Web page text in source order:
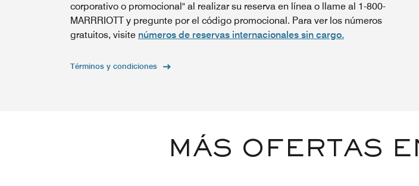
corporativo o promocional" al realizar su reserva en línea o llame al 1-800-
MARRRIOTT y pregunte por el código promocional. Para ver los números
gratuitos, visite números de reservas internacionales sin cargo.
Términos y condiciones
MÁS OFERTAS